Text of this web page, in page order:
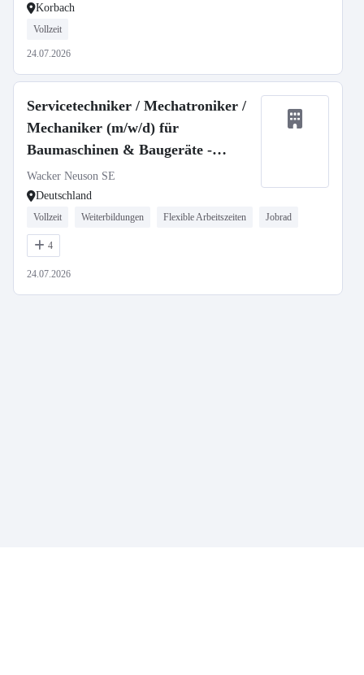
Korbach
Vollzeit
24.07.2026
Servicetechniker / Mechatroniker /
Mechaniker (m/w/d) für
Baumaschinen & Baugeräte -
stationär oder mobil
Wacker Neuson SE
Deutschland
Vollzeit Weiterbildungen Flexible Arbeitszeiten Jobrad
4
24.07.2026